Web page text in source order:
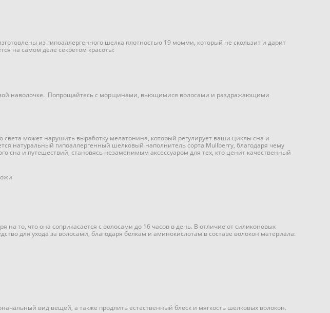
из гипоаллергенного шелка плотностью 19 момми, который не скользит и дарит
на самом деле секретом красоты:
наволочке. Попрощайтесь с морщинами, вьющимися волосами и раздражающими
света может нарушить выработку мелатонина, который регулирует ваши циклы сна и
натуральный гипоаллергенный шелковый наполнитель сорта Mullberry, благодаря чему
сна и путешествий, становясь незаменимым аксессуаром для тех, кто ценит качественный
то, что она соприкасается с волосами до 16 часов в день. В отличие от силиконовых
для ухода за волосами, благодаря белкам и аминокислотам в составе волокон материала:
вид вещей, а также продлить естественный блеск и мягкость шелковых волокон.